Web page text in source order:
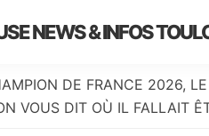
NEWS & INFOS
DE FRANCE 2026,
VOUS DIT OÙ IL FALLAIT